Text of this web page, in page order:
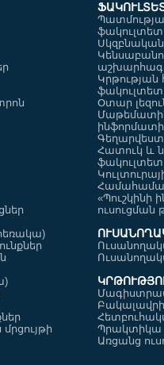
Ներկայացվեցին
ավարտական
աշխատանքի և
պատրաստման
գնահատման
կարգերը
ՀՊՄՀ «Սփյուռք»
կենտրոնը՝ գրքի
երևանյան
փառատոնին
ֆակուլտետ
Կրթության
ֆակուլտետ
Օտար
Հատուկ և
ֆակուլտետ
«Պուշկինի
Պրակտիկա
Առցանց